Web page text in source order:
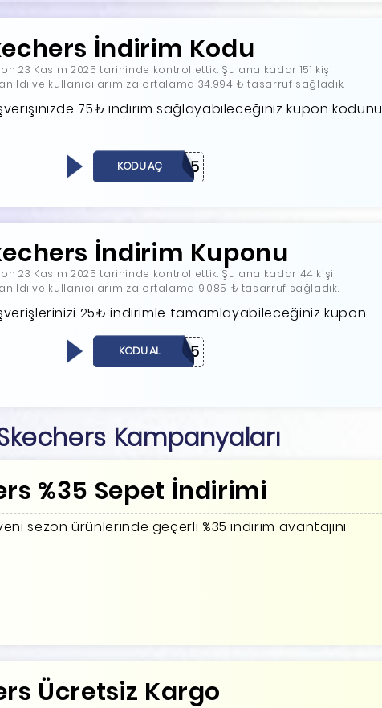
İndirim Kodu
23 Kasım 2025 tarihinde kontrol ettik. Şu ana kadar 151 kişi
ve kullanıcılarımıza ortalama 34.994 ₺ tasarruf sağladık.
75₺ indirim sağlayabileceğiniz kupon kodunu
SKC72585
KODU AÇ
İndirim Kuponu
23 Kasım 2025 tarihinde kontrol ettik. Şu ana kadar 44 kişi
ve kullanıcılarımıza ortalama 9.085 ₺ tasarruf sağladık.
25₺ indirimle tamamlayabileceğiniz kupon.
NEW25
KODU AL
Kampanyaları
%35 Sepet İndirimi
sezon ürünlerinde geçerli %35 indirim avantajını
Ücretsiz Kargo